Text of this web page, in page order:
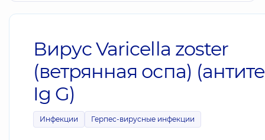
Вирус Varicella zoster
(ветрянная оспа)
Ig G)
Инфекции Герпес-вирусные инфекции